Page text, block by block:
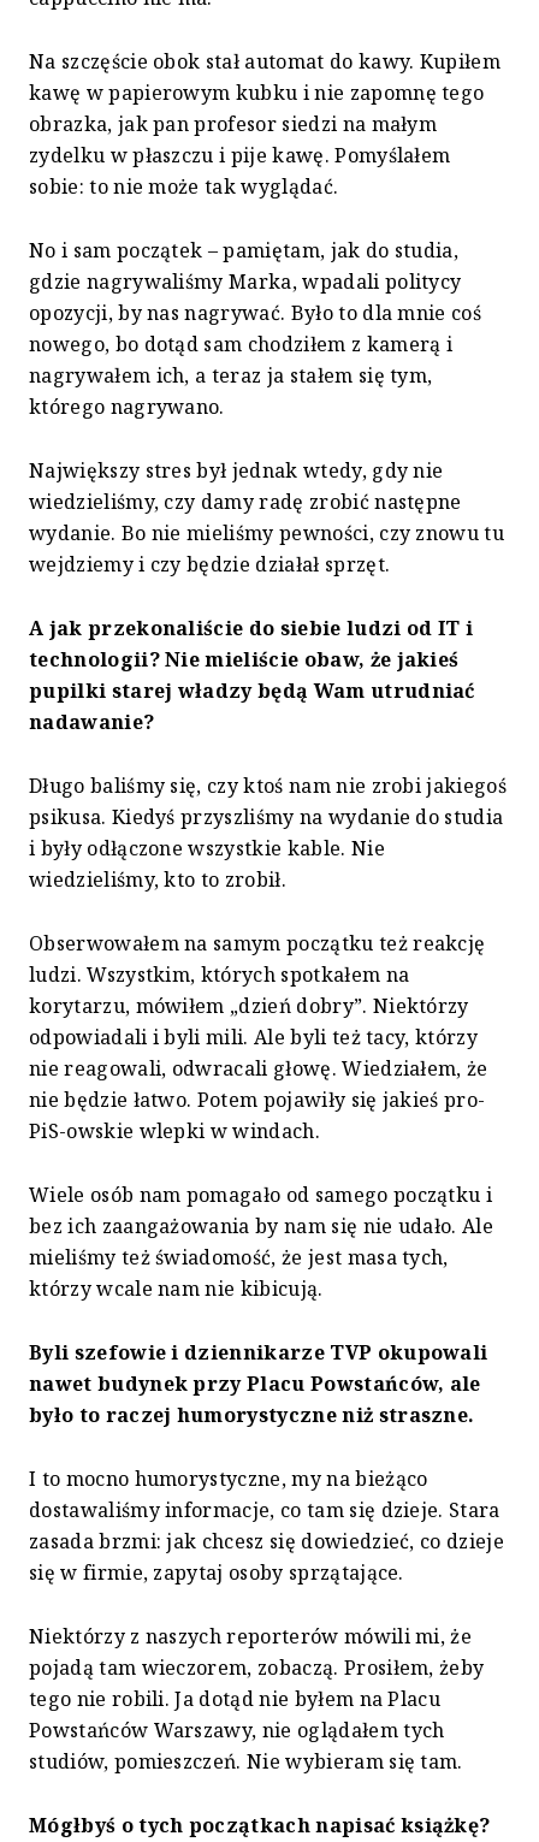
Na szczęście obok stał automat do kawy. Kupiłem
kawę w papierowym kubku i nie zapomnę tego
obrazka, jak pan profesor siedzi na małym
zydelku w płaszczu i pije kawę. Pomyślałem
sobie: to nie może tak wyglądać.
No i sam początek – pamiętam, jak do studia,
gdzie nagrywaliśmy Marka, wpadali politycy
opozycji, by nas nagrywać. Było to dla mnie coś
nowego, bo dotąd sam chodziłem z kamerą i
nagrywałem ich, a teraz ja stałem się tym,
którego nagrywano.
Największy stres był jednak wtedy, gdy nie
wiedzieliśmy, czy damy radę zrobić następne
wydanie. Bo nie mieliśmy pewności, czy znowu tu
wejdziemy i czy będzie działał sprzęt.
A jak przekonaliście do siebie ludzi od IT i
technologii? Nie mieliście obaw, że jakieś
pupilki starej władzy będą Wam utrudniać
nadawanie?
Długo baliśmy się, czy ktoś nam nie zrobi jakiegoś
psikusa. Kiedyś przyszliśmy na wydanie do studia
i były odłączone wszystkie kable. Nie
wiedzieliśmy, kto to zrobił.
Obserwowałem na samym początku też reakcję
ludzi. Wszystkim, których spotkałem na
korytarzu, mówiłem „dzień dobry”. Niektórzy
odpowiadali i byli mili. Ale byli też tacy, którzy
nie reagowali, odwracali głowę. Wiedziałem, że
nie będzie łatwo. Potem pojawiły się jakieś pro-
PiS-owskie wlepki w windach.
Wiele osób nam pomagało od samego początku i
bez ich zaangażowania by nam się nie udało. Ale
mieliśmy też świadomość, że jest masa tych,
którzy wcale nam nie kibicują.
Byli szefowie i dziennikarze TVP okupowali
nawet budynek przy Placu Powstańców, ale
było to raczej humorystyczne niż straszne.
I to mocno humorystyczne, my na bieżąco
dostawaliśmy informacje, co tam się dzieje. Stara
zasada brzmi: jak chcesz się dowiedzieć, co dzieje
się w firmie, zapytaj osoby sprzątające.
Niektórzy z naszych reporterów mówili mi, że
pojadą tam wieczorem, zobaczą. Prosiłem, żeby
tego nie robili. Ja dotąd nie byłem na Placu
Powstańców Warszawy, nie oglądałem tych
studiów, pomieszczeń. Nie wybieram się tam.
Mógłbyś o tych początkach napisać książkę?